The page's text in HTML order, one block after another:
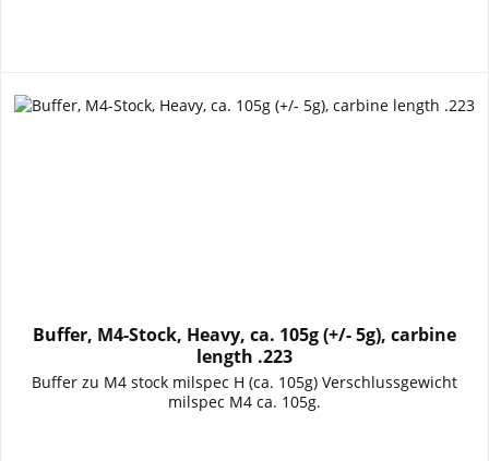
Buffer, M4-Stock, Heavy, ca. 105g (+/- 5g), carbine
length .223
Buffer zu M4 stock milspec H (ca. 105g) Verschlussgewicht
milspec M4 ca. 105g.